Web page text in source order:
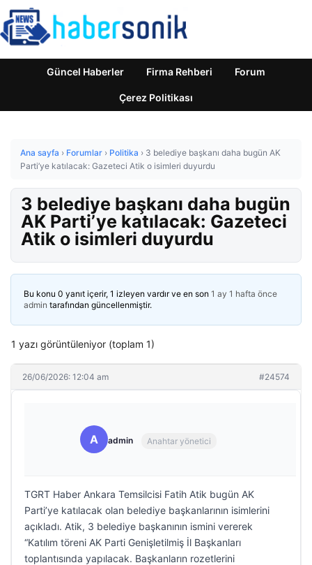
Güncel Haberler Firma Rehberi Forum
Çerez Politikası
Ana sayfa › Forumlar › Politika › 3 belediye başkanı daha bugün AK
Parti’ye katılacak: Gazeteci Atik o isimleri duyurdu
3 belediye başkanı daha bugün
AK Parti’ye katılacak: Gazeteci
Atik o isimleri duyurdu
Bu konu 0 yanıt içerir, 1 izleyen vardır ve en son 1 ay 1 hafta önce
admin tarafından güncellenmiştir.
1 yazı görüntüleniyor (toplam 1)
26/06/2026: 12:04 am #24574
A admin Anahtar yönetici
TGRT Haber Ankara Temsilcisi Fatih Atik bugün AK
Parti’ye katılacak olan belediye başkanlarının isimlerini
açıkladı. Atik, 3 belediye başkanının ismini vererek
“Katılım töreni AK Parti Genişletilmiş İl Başkanları
toplantısında yapılacak. Başkanların rozetlerini